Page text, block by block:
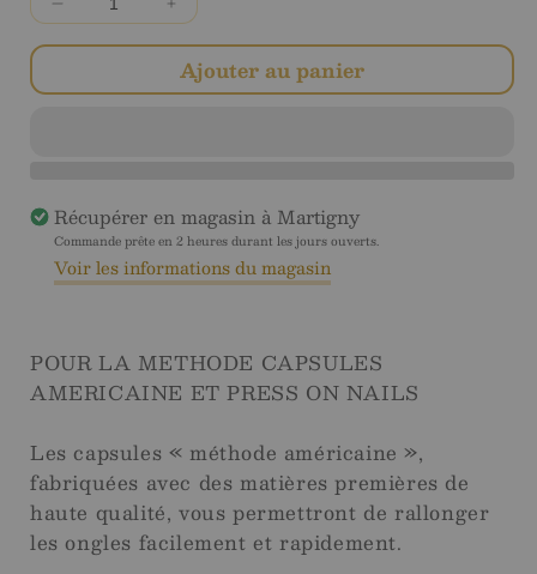
Diminuer
la
pour
Medium
-
Soft
Gel
Augmenter
la
quantité
pour
Medium
-
Soft
Gel
Ajouter au panier
Récupérer en magasin à Martigny
Commande prête en 2 heures durant les jours ouverts.
Voir les informations du magasin
POUR LA METHODE CAPSULES
AMERICAINE ET PRESS ON NAILS
Les capsules « méthode américaine »,
fabriquées avec des matières premières de
haute qualité, vous permettront de rallonger
les ongles facilement et rapidement.